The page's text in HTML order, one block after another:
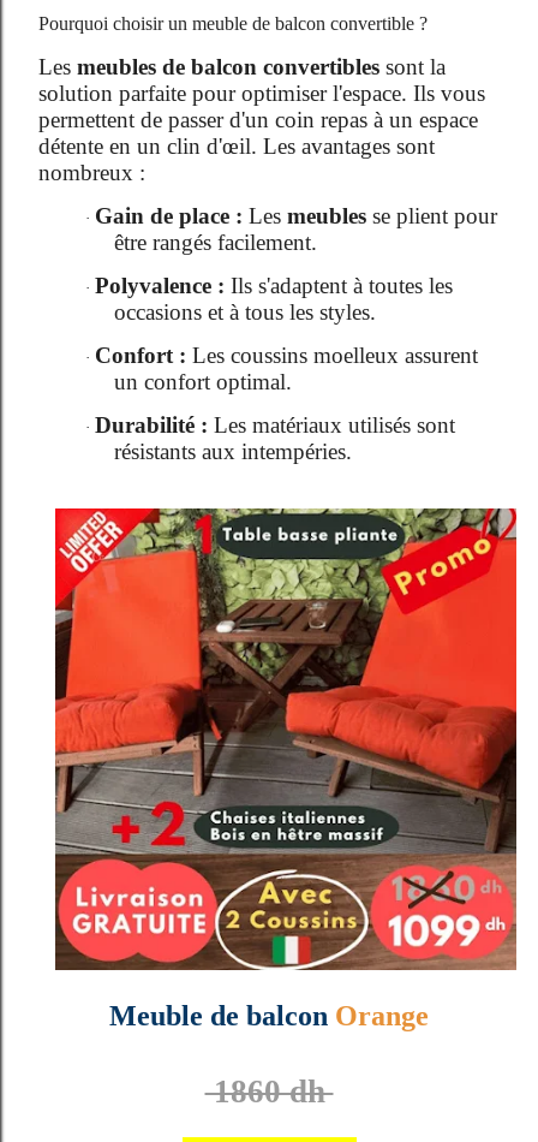
Pourquoi choisir un meuble de balcon convertible ?
Les meubles de balcon convertibles sont la
solution parfaite pour optimiser l'espace. Ils vous
permettent de passer d'un coin repas à un espace
détente en un clin d'œil. Les avantages sont
nombreux :
· Gain de place : Les meubles se plient pour
être rangés facilement.
· Polyvalence : Ils s'adaptent à toutes les
occasions et à tous les styles.
· Confort : Les coussins moelleux assurent
un confort optimal.
· Durabilité : Les matériaux utilisés sont
résistants aux intempéries.
Meuble de balcon Orange
1860 dh